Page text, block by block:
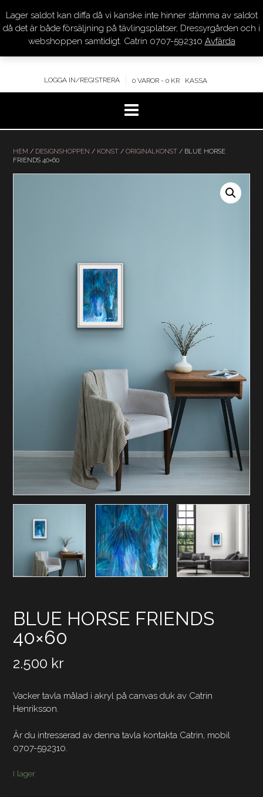
innehåll
DRESSYR.COM
KVALITET – KOMPETENS – SERVICE
LOGGA IN/REGISTRERA 0 VAROR - 0 KR KASSA
HEM / DESIGNSHOPPEN / KONST / ORIGINALKONST / BLUE HORSE
FRIENDS 40×60
BLUE HORSE FRIENDS
40×60
2.500 kr
Vacker tavla målad i akryl på canvas duk av Catrin
Henriksson.
Är du intresserad av denna tavla kontakta Catrin, mobil
0707-592310.
I lager
Lager saldot kan diffa då vi kanske inte hinner stämma av saldot
då det är både försäljning på tävlingsplatser, Dressyrgården och i
webshoppen samtidigt. Catrin 0707-592310 Avfärda